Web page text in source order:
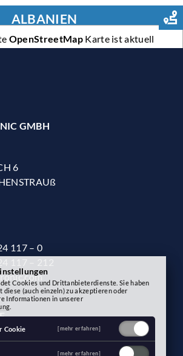
Einstellungen OpenStreetMap
ALBANIEN
OpenStreetMapKarte ist aktuell
GMBH
6
117 – 0
Cookies und Drittanbieterdienste. Sie haben
(auch einzeln) zu akzeptieren oder
Informationen in unserer
Cookie [mehr erfahren]
[mehr erfahren]